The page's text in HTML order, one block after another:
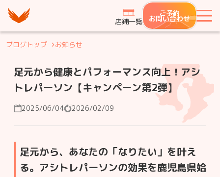
つながり整骨鍼灸院グループ
店鋪一覧
ご予約
お問い合わせ
ブログトップ お知らせ
足元から健康とパフォーマンス向上！アシ
トレパーソン【キャンペーン第2弾】
2025/06/04 2026/02/09
足元から、あなたの「なりたい」を叶え
る。アシトレパーソンの効果を鹿児島県姶